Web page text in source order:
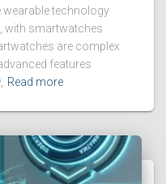
technology
with smartwatches
are complex
features
Read more